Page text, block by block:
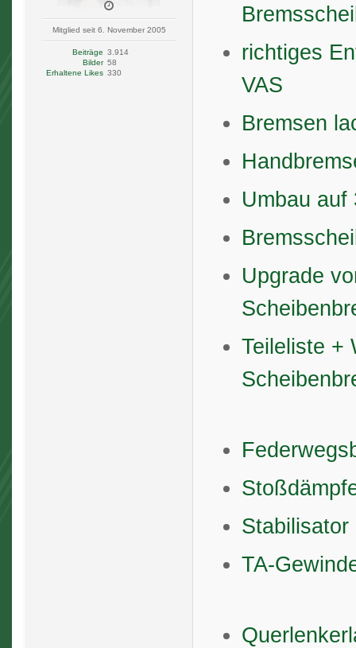
Mitglied seit 6. November 2005
Beiträge 3.914
Bilder 58
Erhaltene Likes 330
richtiges
VAS
Bremsen
Umbau auf
Upgrade
Teileliste +
Stabilisator
TA-